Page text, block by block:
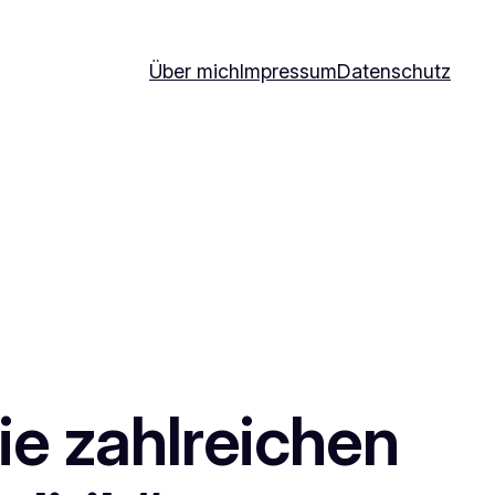
Über michImpressumDatenschutz
zahlreichen